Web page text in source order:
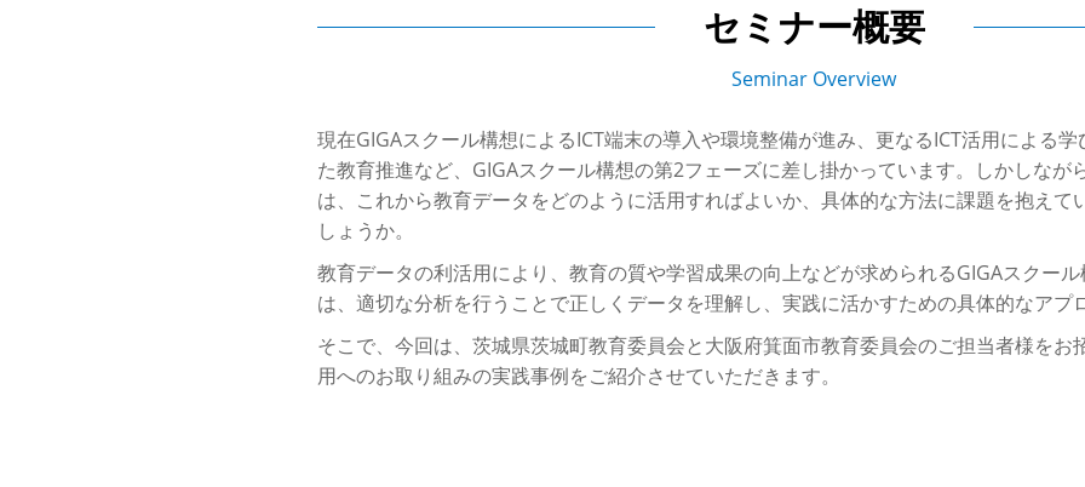
セミナー概要
Seminar Overview
現在GIGAスクール構想によるICT端末の導入や環境整備が進み、更なるICT活用による
た教育推進など、GIGAスクール構想の第2フェーズに差し掛かっています。しかしなが
は、これから教育データをどのように活用すればよいか、具体的な方法に課題を抱えて
しょうか。
教育データの利活用により、教育の質や学習成果の向上などが求められるGIGAスクー
は、適切な分析を行うことで正しくデータを理解し、実践に活かすための具体的なア
そこで、今回は、茨城県茨城町教育委員会と大阪府箕面市教育委員会のご担当者様をお
用へのお取り組みの実践事例をご紹介させていただきます。